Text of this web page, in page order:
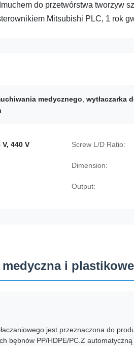
do przetwórstwa tworzyw
Mitsubishi PLC, 1 rok
medycznego wytłaczarka
V, 440 V Screw L/D Ratio:
Dimension:
Output:
i
jest przeznaczona do
bębnów PP/HDPE/PC.Z